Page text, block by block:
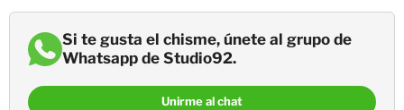
Si te gusta el chisme, únete al grupo de
Whatsapp de Studio92.
Unirme al chat